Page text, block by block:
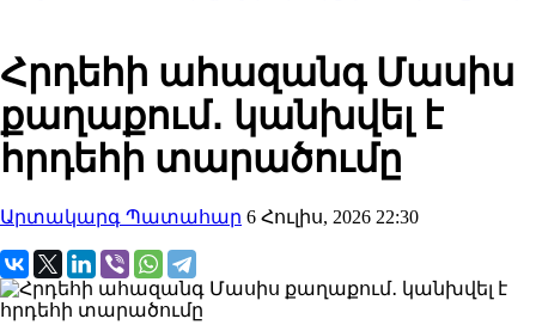
Հրդեհի ահազանգ Մասիս
քաղաքում․ կանխվել է
հրդեհի տարածումը
Արտակարգ Պատահար 6 Հուլիս, 2026 22:30